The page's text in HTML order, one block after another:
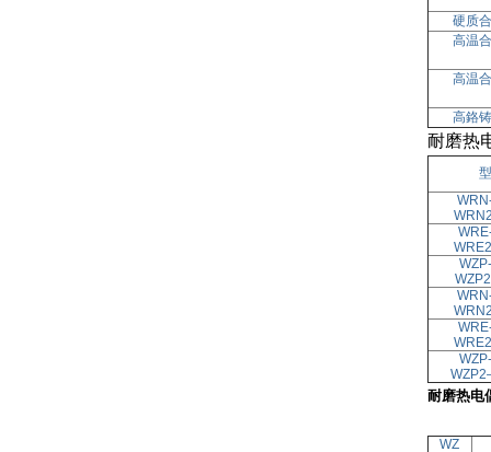
硬质
高温
高温
高鉻
耐磨热
WRN
WRE2
WZP2
WRN
WRE2
WZP
耐磨热电
WZ